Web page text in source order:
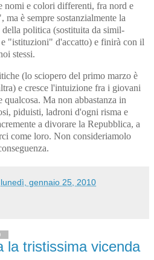
nomi e colori differenti, fra nord e
è sempre sostanzialmente la
della politica (sostituita da simil-
"istituzioni" d'accatto) e finirà con il
stessi.
(lo sciopero del primo marzo è
e cresce l'intuizione fra i giovani
Ma non abbastanza in
piduisti, ladroni d'ogni risma e
a divorare la Repubblica, a
come loro. Non consideriamolo
conseguenza.
lunedì, gennaio 25, 2010
la tristissima vicenda